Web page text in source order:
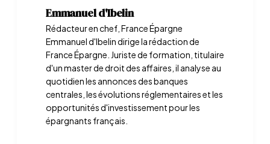
Emmanuel d'Ibelin
Rédacteur en chef, France Épargne
Emmanuel d'Ibelin dirige la rédaction de
France Épargne. Juriste de formation, titulaire
d'un master de droit des affaires, il analyse au
quotidien les annonces des banques
centrales, les évolutions réglementaires et les
opportunités d'investissement pour les
épargnants français.